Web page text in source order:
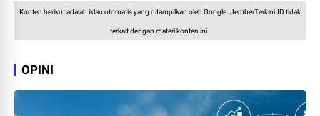
Konten berikut adalah iklan otomatis yang ditampilkan oleh Google. JemberTerkini.ID tidak
terkait dengan materi konten ini.
OPINI